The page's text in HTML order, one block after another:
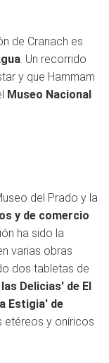
de Cranach es
. Un recorrido
y que Hammam
Museo Nacional
del Prado y la
y de comercio
ha sido la
varias obras
dos tabletas de
Delicias' de El
Estigia' de
etéreos y oníricos